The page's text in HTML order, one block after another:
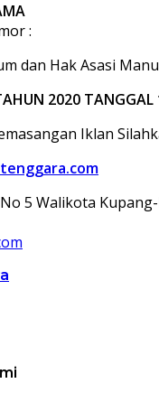
:
dan Hak Asasi
2020 TANGGAL
Iklan
5 Walikota